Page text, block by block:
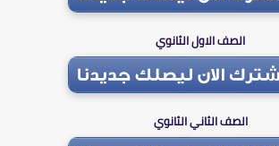
الصف الاول الثانوي
الصف الثاني الثانوي